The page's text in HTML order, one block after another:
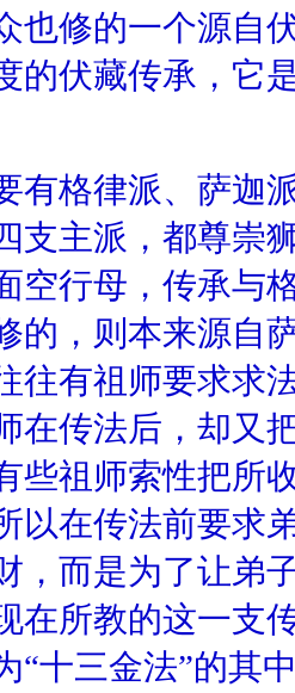
也修的一个源自
的伏藏传承，它
格律派、萨迦派
支主派，都尊崇
空行母，传承与
的，则本来源自
往有祖师要求求
在传法后，却又
些祖师索性把所
以在传法前要求
，而是为了让弟
在所教的这一支
“十三金法”的其